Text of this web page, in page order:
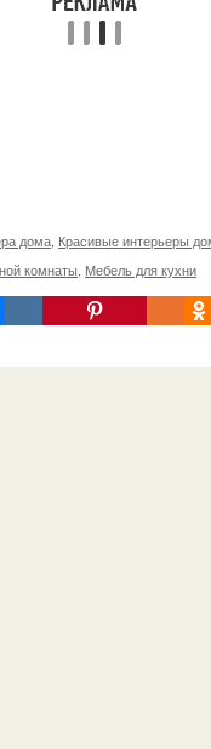
дома Красивые интерьеры
комнаты Мебель для кухни